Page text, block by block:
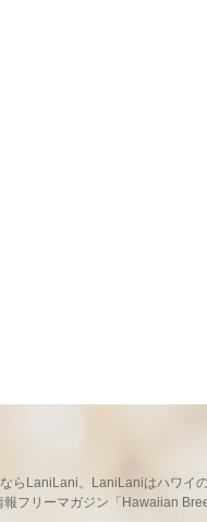
らLaniLani。LaniLaniはハワイ
フリーマガジン「Hawaiian